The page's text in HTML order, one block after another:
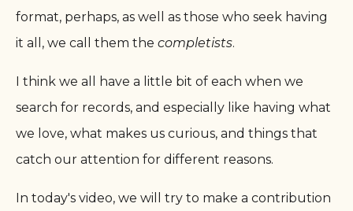
format, perhaps, as well as those who seek having
it all, we call them the completists.
I think we all have a little bit of each when we
search for records, and especially like having what
we love, what makes us curious, and things that
catch our attention for different reasons.
In today's video, we will try to make a contribution